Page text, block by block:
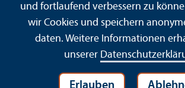
Kontakt Impressum Datenschutz
Gebärdensprache
Leichte
Hausordnung
Sicherheit und
und fortlaufend verbessern zu
wir Cookies und speichern
daten. Weitere Informationen
unserer
Erlauben